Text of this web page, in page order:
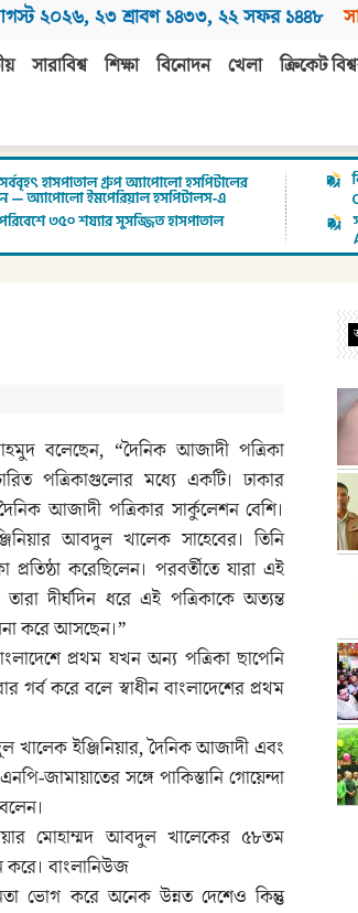
২০২৬, ২৩ শ্রাবণ ১৪৩৩, ২২ সফর ১৪৪৮
সারাবিশ্ব শিক্ষা বিনোদন খেলা ক্রিকেট
বলেছেন, “দৈনিক আজাদী পত্রিকা
পত্রিকাগুলোর মধ্যে একটি। ঢাকার
আজাদী পত্রিকার সার্কুলেশন বেশি।
আবদুল খালেক সাহেবের। তিনি
প্রতিষ্ঠা করেছিলেন। পরবর্তীতে যারা এই
দীর্ঘদিন ধরে এই পত্রিকাকে অত্যন্ত
করে আসছেন।”
প্রথম যখন অন্য পত্রিকা ছাপেনি
করে বলে স্বাধীন বাংলাদেশের প্রথম
খালেক ইঞ্জিনিয়ার, দৈনিক আজাদী এবং
জামায়াতের সঙ্গে পাকিস্তানি গোয়েন্দা
মোহাম্মদ আবদুল খালেকের ৫৮তম
করে। বাংলানিউজ
ভোগ করে অনেক উন্নত দেশেও কিন্তু